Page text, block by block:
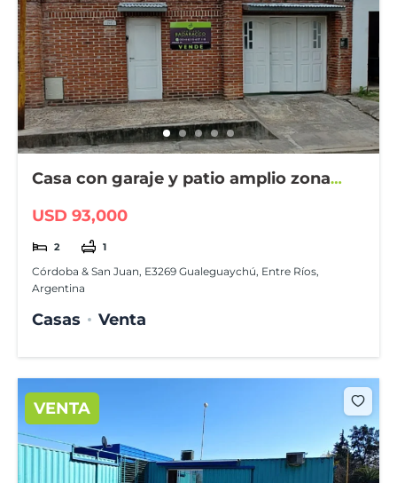
Casa con garaje y patio amplio zona
USD 93,000
2 1
Córdoba & San Juan, E3269 Gualeguaychú, Entre Ríos,
Argentina
Casas Venta
VENTA